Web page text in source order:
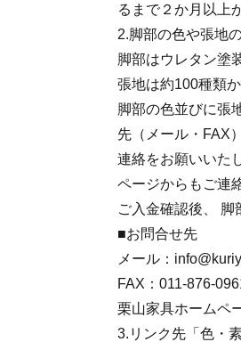
るまで２か月以上
2.脚部の色や張地
脚部はウレタン塗
張地は約100種類か
脚部の色並びに張
先（メール・FAX
連絡をお願いいた
ページからもご連
ご入金確認後、 脚
■お問合せ先
メール：
FAX：011-876-
栗山家具ホームペ
3.リンク先「色・